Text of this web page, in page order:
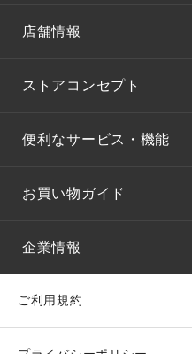
店舗情報
ストアコンセプト
便利なサービス・機能
お買い物ガイド
企業情報
ご利用規約